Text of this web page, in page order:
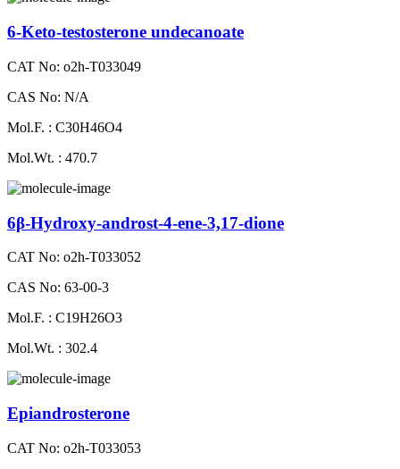
6-Keto-testosterone undecanoate
CAT No: o2h-T033049
CAS No: N/A
Mol.F. : C30H46O4
Mol.Wt. : 470.7
6β-Hydroxy-androst-4-ene-3,17-dione
CAT No: o2h-T033052
CAS No: 63-00-3
Mol.F. : C19H26O3
Mol.Wt. : 302.4
Epiandrosterone
CAT No: o2h-T033053